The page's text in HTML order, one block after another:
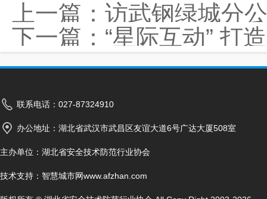
上一篇： 访武钢绿城分
下一篇： “星际互动” 打
联系电话：027-87324910
办公地址：湖北省武汉市武昌区友谊大道6号广达大厦508室
主办单位：湖北省安全技术防范行业协会
技术支持： 智慧城市网www.afzhan.com